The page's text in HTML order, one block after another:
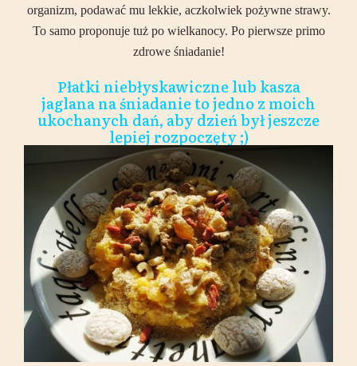
organizm, podawać mu lekkie, aczkolwiek pożywne strawy.
To samo proponuje tuż po wielkanocy. Po pierwsze primo
zdrowe śniadanie!
Płatki niebłyskawiczne lub kasza
jaglana na śniadanie to jedno z moich
ukochanych dań, aby dzień był jeszcze
lepiej rozpoczęty ;)